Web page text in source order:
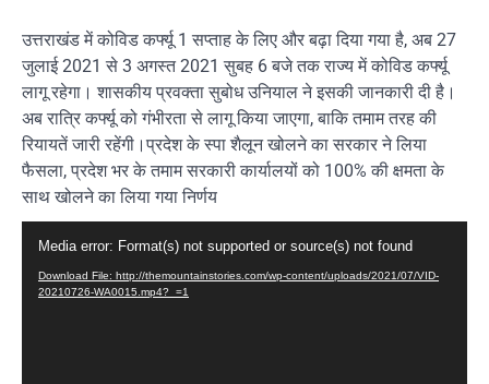
उत्तराखंड में कोविड कर्फ्यू 1 सप्ताह के लिए और बढ़ा दिया गया है, अब 27
जुलाई 2021 से 3 अगस्त 2021 सुबह 6 बजे तक राज्य में कोविड कर्फ्यू
लागू रहेगा। शासकीय प्रवक्ता सुबोध उनियाल ने इसकी जानकारी दी है।
अब रात्रि कर्फ्यू को गंभीरता से लागू किया जाएगा, बाकि तमाम तरह की
रियायतें जारी रहेंगी।प्रदेश के स्पा शैलून खोलने का सरकार ने लिया
फैसला, प्रदेश भर के तमाम सरकारी कार्यालयों को 100% की क्षमता के
साथ खोलने का लिया गया निर्णय
Media error: Format(s) not supported or source(s) not found
Download File: http://themountainstories.com/wp-content/uploads/2021/07/VID-
20210726-WA0015.mp4?_=1